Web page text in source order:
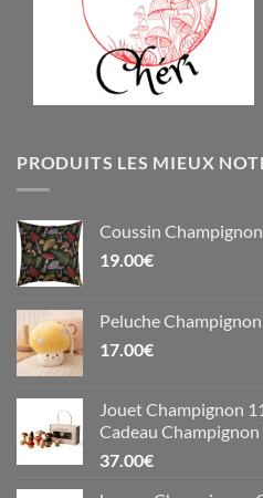
PRODUITS LES MIEUX
Coussin
19.00€
Peluche
17.00€
Jouet Champignon
Cadeau
37.00€